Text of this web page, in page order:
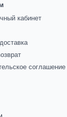
и
кабинет
соглашение